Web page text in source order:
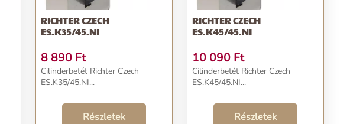
RICHTER CZECH
ES.K35/45.NI
8 890 Ft
Cilinderbetét Richter Czech
ES.K35/45.NI...
Részletek
RICHTER CZECH
ES.K45/45.NI
10 090 Ft
Cilinderbetét Richter Czech
ES.K45/45.NI...
Részletek